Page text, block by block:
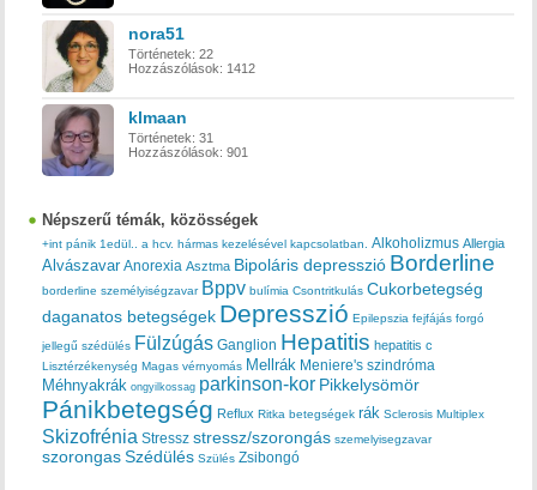
nora51
Történetek: 22
Hozzászólások: 1412
klmaan
Történetek: 31
Hozzászólások: 901
Népszerű témák, közösségek
+int pánik 1edül.. a hcv. hármas kezelésével kapcsolatban. Alkoholizmus Allergia
Alvászavar Anorexia Asztma Bipoláris depresszió Borderline
borderline személyiségzavar Bppv bulímia Csontritkulás Cukorbetegség
daganatos betegségek Depresszió Epilepszia fejfájás forgó
jellegű szédülés Fülzúgás Ganglion Hepatitis hepatitis c
Lisztérzékenység Magas vérnyomás Mellrák Meniere's szindróma
Méhnyakrák ongyilkossag parkinson-kor Pikkelysömör
Pánikbetegség Reflux Ritka betegségek rák Sclerosis Multiplex
Skizofrénia Stressz stressz/szorongás szemelyisegzavar
szorongas Szédülés Szülés Zsibongó